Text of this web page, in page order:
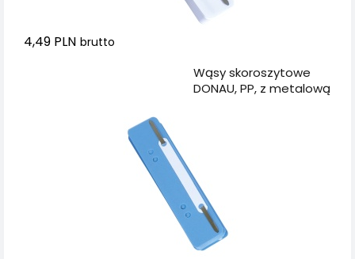
4,49 PLN brutto
Wąsy skoroszytowe
DONAU, PP, z metalową